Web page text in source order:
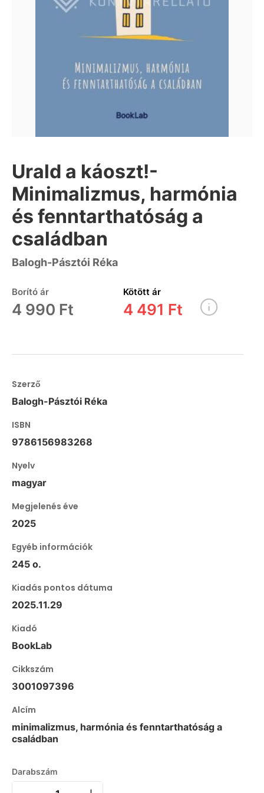
Urald a káoszt!-
Minimalizmus, harmónia
és fenntarthatóság a
családban
Balogh-Pásztói Réka
Borító ár
4 990 Ft
Kötött ár
4 491 Ft
Szerző
Balogh-Pásztói Réka
ISBN
9786156983268
Nyelv
magyar
Megjelenés éve
2025
Egyéb információk
245 o.
Kiadás pontos dátuma
2025.11.29
Kiadó
BookLab
Cikkszám
3001097396
Alcím
minimalizmus, harmónia és fenntarthatóság a
családban
Darabszám